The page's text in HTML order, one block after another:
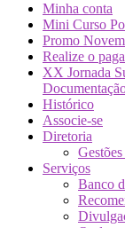
Minha conta
Mini Curso
Promo
Realize o
XX Jornada
Histórico
Associe-se
Diretoria
Serviços
Banco